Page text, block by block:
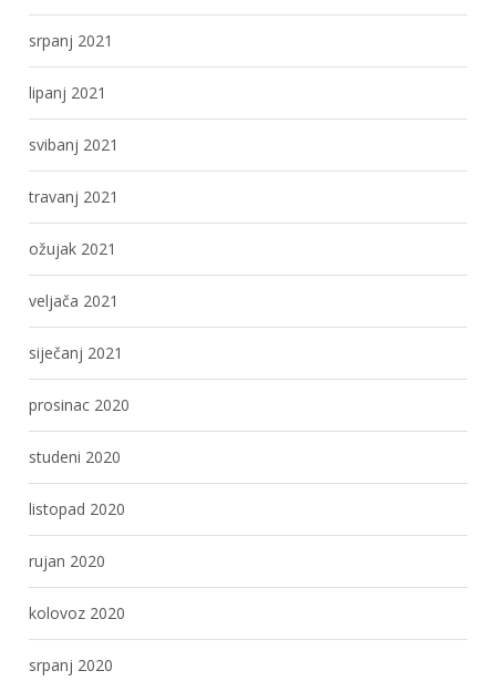
srpanj 2021
lipanj 2021
svibanj 2021
travanj 2021
ožujak 2021
veljača 2021
siječanj 2021
prosinac 2020
studeni 2020
listopad 2020
rujan 2020
kolovoz 2020
srpanj 2020